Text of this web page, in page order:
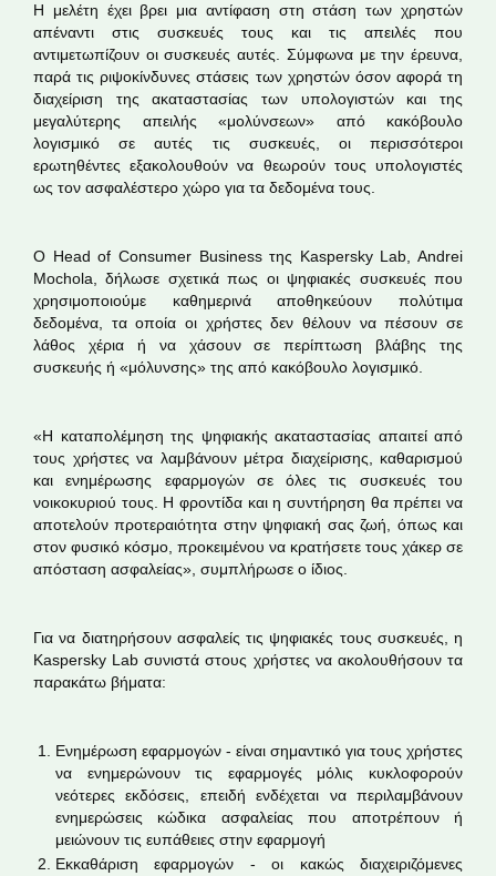
Η μελέτη έχει βρει μια αντίφαση στη στάση των χρηστών
απέναντι στις συσκευές τους και τις απειλές που
αντιμετωπίζουν οι συσκευές αυτές. Σύμφωνα με την έρευνα,
παρά τις ριψοκίνδυνες στάσεις των χρηστών όσον αφορά τη
διαχείριση της ακαταστασίας των υπολογιστών και της
μεγαλύτερης απειλής «μολύνσεων» από κακόβουλο
λογισμικό σε αυτές τις συσκευές, οι περισσότεροι
ερωτηθέντες εξακολουθούν να θεωρούν τους υπολογιστές
ως τον ασφαλέστερο χώρο για τα δεδομένα τους.
Ο Head of Consumer Business της Kaspersky Lab, Andrei
Mochola, δήλωσε σχετικά πως οι ψηφιακές συσκευές που
χρησιμοποιούμε καθημερινά αποθηκεύουν πολύτιμα
δεδομένα, τα οποία οι χρήστες δεν θέλουν να πέσουν σε
λάθος χέρια ή να χάσουν σε περίπτωση βλάβης της
συσκευής ή «μόλυνσης» της από κακόβουλο λογισμικό.
«Η καταπολέμηση της ψηφιακής ακαταστασίας απαιτεί από
τους χρήστες να λαμβάνουν μέτρα διαχείρισης, καθαρισμού
και ενημέρωσης εφαρμογών σε όλες τις συσκευές του
νοικοκυριού τους. Η φροντίδα και η συντήρηση θα πρέπει να
αποτελούν προτεραιότητα στην ψηφιακή σας ζωή, όπως και
στον φυσικό κόσμο, προκειμένου να κρατήσετε τους χάκερ σε
απόσταση ασφαλείας», συμπλήρωσε ο ίδιος.
Για να διατηρήσουν ασφαλείς τις ψηφιακές τους συσκευές, η
Kaspersky Lab συνιστά στους χρήστες να ακολουθήσουν τα
παρακάτω βήματα:
Ενημέρωση εφαρμογών - είναι σημαντικό για τους χρήστες
να ενημερώνουν τις εφαρμογές μόλις κυκλοφορούν
νεότερες εκδόσεις, επειδή ενδέχεται να περιλαμβάνουν
ενημερώσεις κώδικα ασφαλείας που αποτρέπουν ή
μειώνουν τις ευπάθειες στην εφαρμογή
Εκκαθάριση εφαρμογών - οι κακώς διαχειριζόμενες